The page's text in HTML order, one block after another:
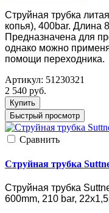
Струйная трубка
копья), 400bar. Длина
Предназначена для
однако можно
помощи переходника.
Артикул: 51230321
2 540 руб.
Купить
Быстрый просмотр
Cравнить
Струйная трубка
Струйная трубка
600mm, 210 bar,